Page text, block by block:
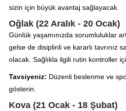
sizin için büyük avantaj sağlayacak.
Oğlak (22 Aralık - 20 Ocak)
Günlük yaşamınızda sorumluluklar
gelse de disiplinli ve kararlı tavrınız
olacak. Sağlıkla ilgili rutin kontroller
Tavsiyeniz: Düzenli beslenme ve
gösterin.
Kova (21 Ocak - 18 Şubat)